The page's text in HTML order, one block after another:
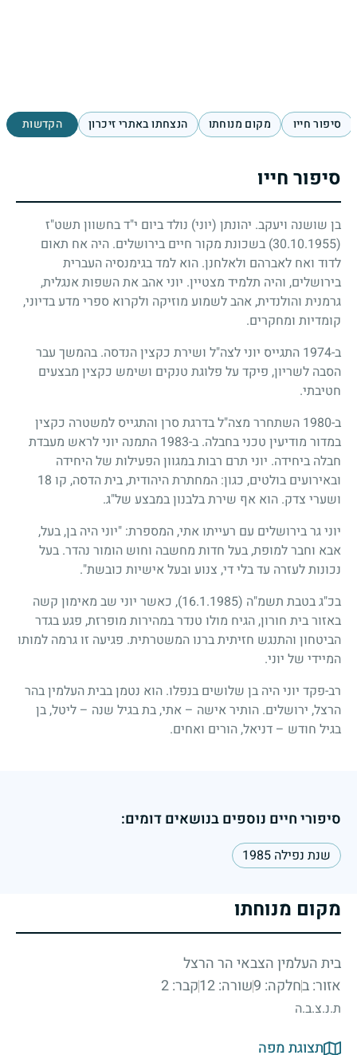
סיפור חייו מקום מנוחתו הנצחתו באתרי זיכרון הקדשות
סיפור חייו
בן שושנה ויעקב. יהונתן (יוני) נולד ביום י"ד בחשוון תשט"ז
(30.10.1955)
בשכונת מקור חיים בירושלים. היה אח תאום
לדוד ואח לאברהם ולאלחנן. הוא למד בגימנסיה העברית
בירושלים, והיה תלמיד מצטיין. יוני אהב את השפות אנגלית,
גרמנית והולנדית, אהב לשמוע מוזיקה ולקרוא ספרי מדע בדיוני,
קומדיות ומחקרים.
ב-1974 התגייס יוני לצה"ל ושירת כקצין הנדסה. בהמשך עבר
הסבה לשריון, פיקד על פלוגת טנקים ושימש כקצין מבצעים
חטיבתי.
ב-1980 השתחרר מצה"ל בדרגת סרן והתגייס למשטרה כקצין
במדור מודיעין טכני בחבלה. ב-1983 התמנה יוני לראש מעבדת
חבלה ביחידה. יוני תרם רבות במגוון הפעילות של היחידה
ובאירועים בולטים, כגון: המחתרת היהודית, בית הדסה, קו 18
ושערי צדק. הוא אף שירת בלבנון במבצע של"ג.
יוני גר בירושלים עם רעייתו אתי, המספרת: "יוני היה בן, בעל,
אבא וחבר למופת, בעל חדות מחשבה וחוש הומור נהדר. בעל
נכונות לעזרה עד בלי די, צנוע ובעל אישיות כובשת".
בכ"ג בטבת תשמ"ה (16.1.1985)
, כאשר יוני שב מאימון קשה
באזור בית חורון, הגיח מולו טנדר במהירות מופרזת, פגע בגדר
הביטחון והתנגש חזיתית ברנו המשטרתית. פגיעה זו גרמה למותו
המיידי של יוני.
רב-פקד יוני היה בן שלושים בנפלו. הוא נטמן בבית העלמין בהר
הרצל, ירושלים. הותיר אישה – אתי, בת בגיל שנה – ליטל, בן
בגיל חודש – דניאל, הורים ואחים.
סיפורי חיים נוספים בנושאים דומים:
שנת נפילה 1985
מקום מנוחתו
בית העלמין הצבאי הר הרצל
אזור: בחלקה: 9 שורה: 12 קבר: 2
ת.נ.צ.ב.ה
תצוגת מפה